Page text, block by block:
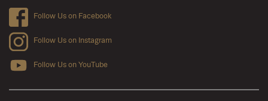
Follow Us on Facebook
Follow Us on Instagram
Follow Us on YouTube